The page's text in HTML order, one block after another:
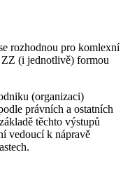
rozhodnou pro komlexní
(i jednotlivě) formou
(organizaci)
právních a ostatních
těchto výstupů
vedoucí k nápravě